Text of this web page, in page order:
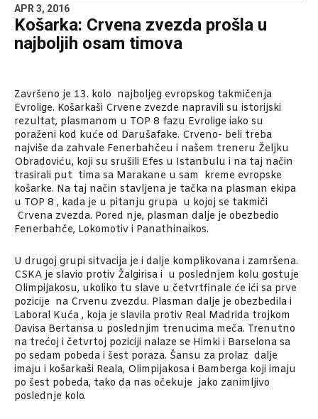
APR 3, 2016
Košarka: Crvena zvezda prošla u
najboljih osam timova
Završeno je 13. kolo najboljeg evropskog takmičenja
Evrolige. Košarkaši Crvene zvezde napravili su istorijski
rezultat, plasmanom u TOP 8 fazu Evrolige iako su
poraženi kod kuće od Darušafake. Crveno- beli treba
najviše da zahvale Fenerbahčeu i našem treneru Željku
Obradoviću, koji su srušili Efes u Istanbulu i na taj način
trasirali put tima sa Marakane u sam kreme evropske
košarke. Na taj način stavljena je tačka na plasman ekipa
u TOP 8 , kada je u pitanju grupa u kojoj se takmiči
Crvena zvezda. Pored nje, plasman dalje je obezbedio
Fenerbahče, Lokomotiv i Panathinaikos.
U drugoj grupi sitvacija je i dalje komplikovana i zamršena.
CSKA je slavio protiv Žalgirisa i u poslednjem kolu gostuje
Olimpijakosu, ukoliko tu slave u četvrtfinale će ići sa prve
pozicije na Crvenu zvezdu. Plasman dalje je obezbedila i
Laboral Kuća , koja je slavila protiv Real Madrida trojkom
Davisa Bertansa u poslednjim trenucima meča. Trenutno
na trećoj i četvrtoj poziciji nalaze se Himki i Barselona sa
po sedam pobeda i šest poraza. Šansu za prolaz dalje
imaju i košarkaši Reala, Olimpijakosa i Bamberga koji imaju
po šest pobeda, tako da nas očekuje jako zanimljivo
poslednje kolo.